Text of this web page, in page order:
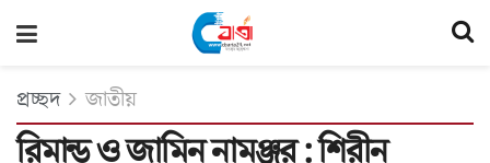
প্রচ্ছদ জাতীয়
রিমান্ড ও জামিন নামঞ্জুর : শিরীন